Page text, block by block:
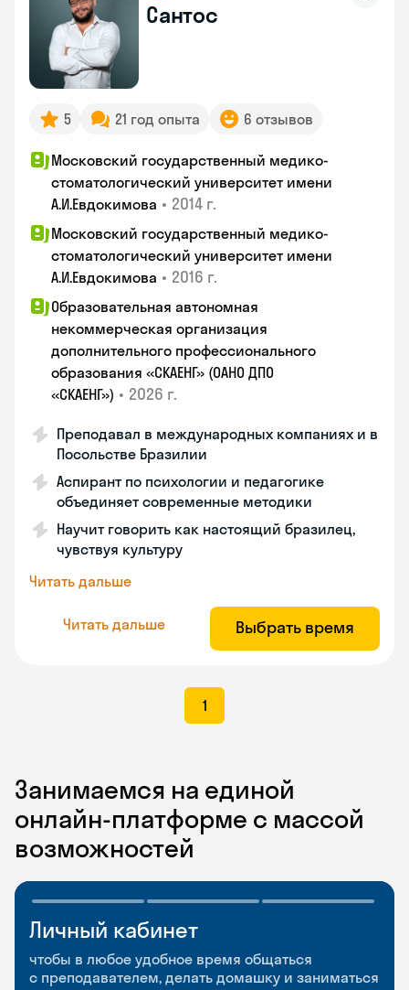
Сантос
5 21 год опыта 6 отзывов
Московский государственный медико-
стоматологический университет имени
А.И.Евдокимова • 2014 г.
Московский государственный медико-
стоматологический университет имени
А.И.Евдокимова • 2016 г.
Образовательная автономная
некоммерческая организация
дополнительного профессионального
образования «СКАЕНГ» (ОАНО ДПО
«СКАЕНГ») • 2026 г.
Преподавал в международных компаниях и в
Посольстве Бразилии
Аспирант по психологии и педагогике
объединяет современные методики
Научит говорить как настоящий бразилец,
чувствуя культуру
Читать дальше
Читать дальше Выбрать время
1
Занимаемся на единой
онлайн-платформе с массой
возможностей
Личный кабинет
чтобы в любое удобное время общаться
с преподавателем, делать домашку и заниматься
Мобильное
приложение
чтобы заниматься и изучать новые слова где
Разговорные клубы
и Talks
Групповые занятия для разговорной практики